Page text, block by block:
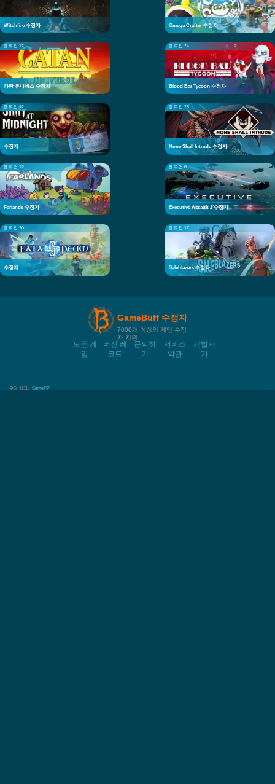
Witchfire 수정자 Omega Crafter 수정자
램프 업 12
카탄 유니버스 수정자
램프 업 24
Blood Bar Tycoon 수정자
램프 업 12
수정자
램프 업 28
None Shall Intrude 수정자
램프 업 12
Farlands 수정자
램프 업 8
Executive Assault 2 수정자
램프 업 20
수정자
램프 업 17
Saleblazers 수정자
GameBuff 수정자
7000개 이상의 게임 수정
자 지원
모든 게
임
버전 레
코드
문의하
기
서비스
약관
개발자
가
우정 링크: GamePP